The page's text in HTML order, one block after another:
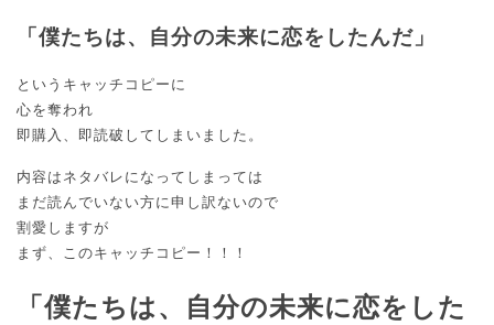
「僕たちは、自分の未来に恋をしたんだ」
というキャッチコピーに
心を奪われ
即購入、即読破してしまいました。
内容はネタバレになってしまっては
まだ読んでいない方に申し訳ないので
割愛しますが
まず、このキャッチコピー！！！
「僕たちは、自分の未来に恋をした